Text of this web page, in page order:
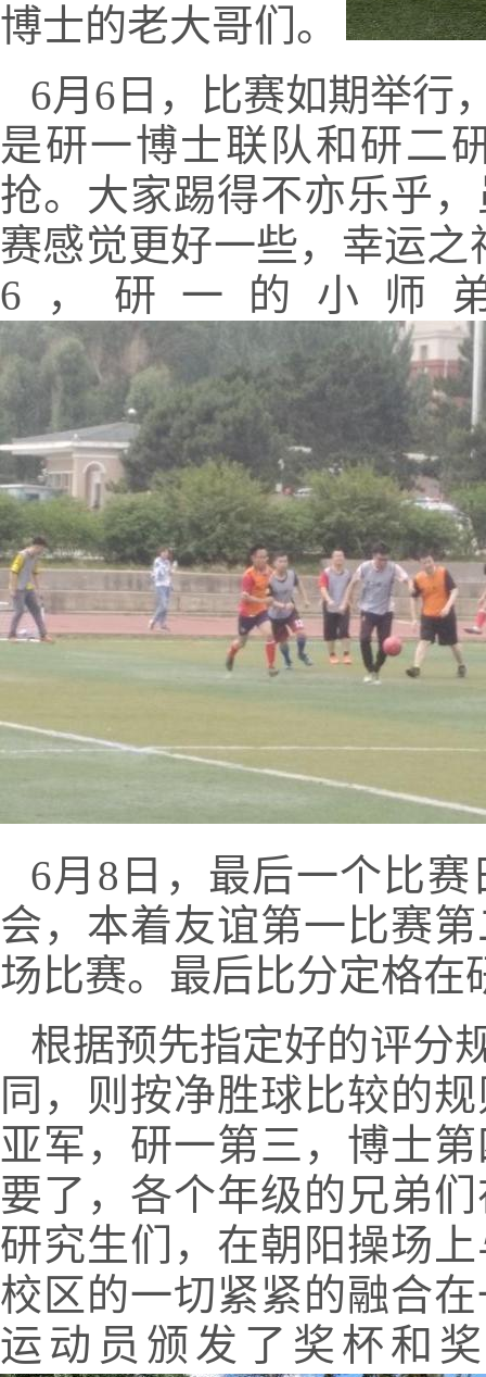
博士的老大哥们。
6月 6 日，比赛如期举行
是研一博士联队和研二
抢。大家踢得不亦乐乎
赛感觉更好一些，幸运
6 ，研一的小师
6月 8 日，最后一个比
会，本着友谊第一比赛
场比赛。最后比分定格在
根据预先指定好的评分
同，则按净胜球比较的
亚军，研一第三，博士
要了，各个年级的兄弟
研究生们，在朝阳操场
校区的一切紧紧的融合
运动员颁发了奖杯和